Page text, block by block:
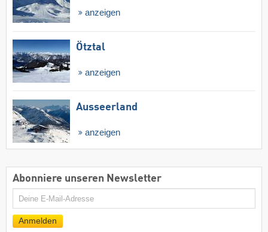
anzeigen
Ötztal
anzeigen
Ausseerland
anzeigen
Abonniere unseren Newsletter
E-
Anmelden